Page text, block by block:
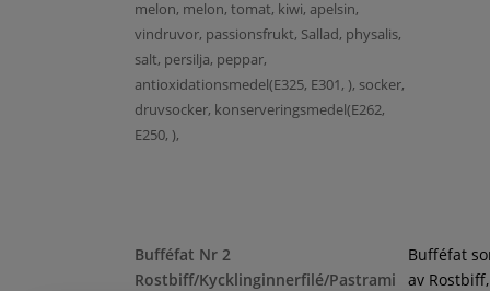
melon, melon, tomat, kiwi, apelsin,
vindruvor, passionsfrukt, Sallad, physalis,
salt, persilja, peppar,
antioxidationsmedel(E325, E301, ), socker,
druvsocker, konserveringsmedel(E262,
E250, ),
Bufféfat Nr 2
Rostbiff/Kycklinginnerfilé/Pastrami
Bufféfat
av